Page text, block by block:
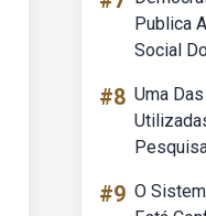
Publica
Social
#8 Uma
#9 O